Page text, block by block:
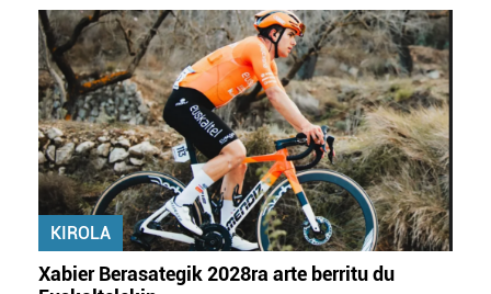
KIROLA
Xabier Berasategik 2028ra arte berritu du